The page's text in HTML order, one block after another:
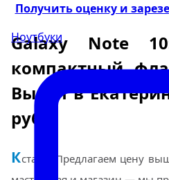
Ноутбуки
Получить оценку и
Galaxy Note
компактный
Выкуп в
руб
Кстати: Предлагаем цену